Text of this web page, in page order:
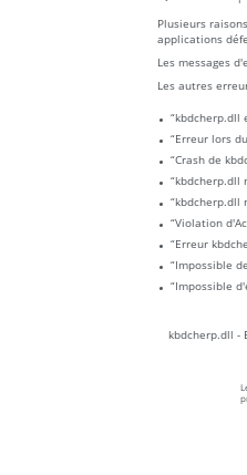
Plusieurs
applications
Les messages
Les autres
“kbdcherp.dll
“Erreur lors
“Crash de
“kbdcherp.dll
“kbdcherp.dll
“Violation
“Erreur
“Impossible
“Impossible
kbdcherp.dll -